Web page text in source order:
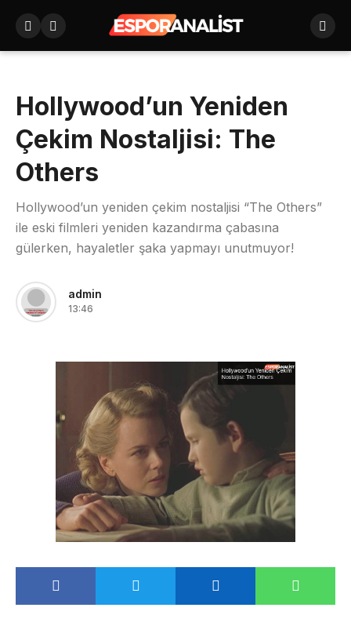
Hollywood’un Yeniden
Çekim Nostaljisi: The
Others
Hollywood’un yeniden çekim nostaljisi “The Others”
ile eski filmleri yeniden kazandırma çabasına
gülerken, hayaletler şaka yapmayı unutmuyor!
admin
13:46